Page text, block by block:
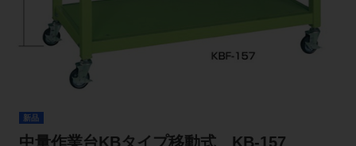
新品
中量作業台KBタイプ移動式 KB-157